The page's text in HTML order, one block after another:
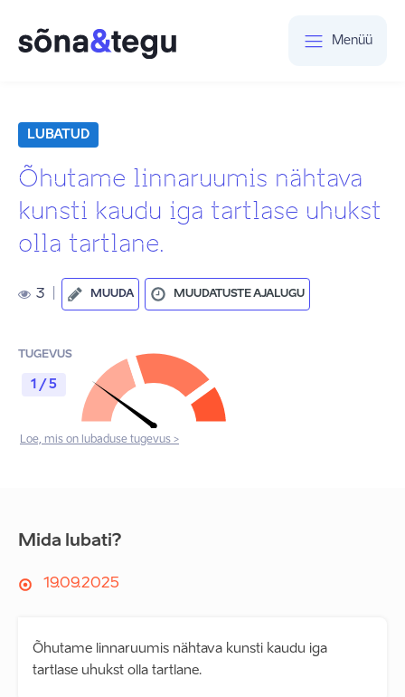
Menüü
LUBATUD
Õhutame linnaruumis nähtava
kunsti kaudu iga tartlase uhukst
olla tartlane.
3 MUUDA MUUDATUSTE AJALUGU
TUGEVUS
1 / 5
Loe, mis on lubaduse tugevus >
Mida lubati?
19.09.2025
Õhutame linnaruumis nähtava kunsti kaudu iga
tartlase uhukst olla tartlane.